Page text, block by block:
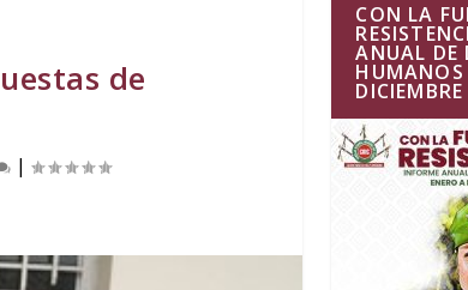
de
|
CON LA
ANUAL DE
HUMANOS